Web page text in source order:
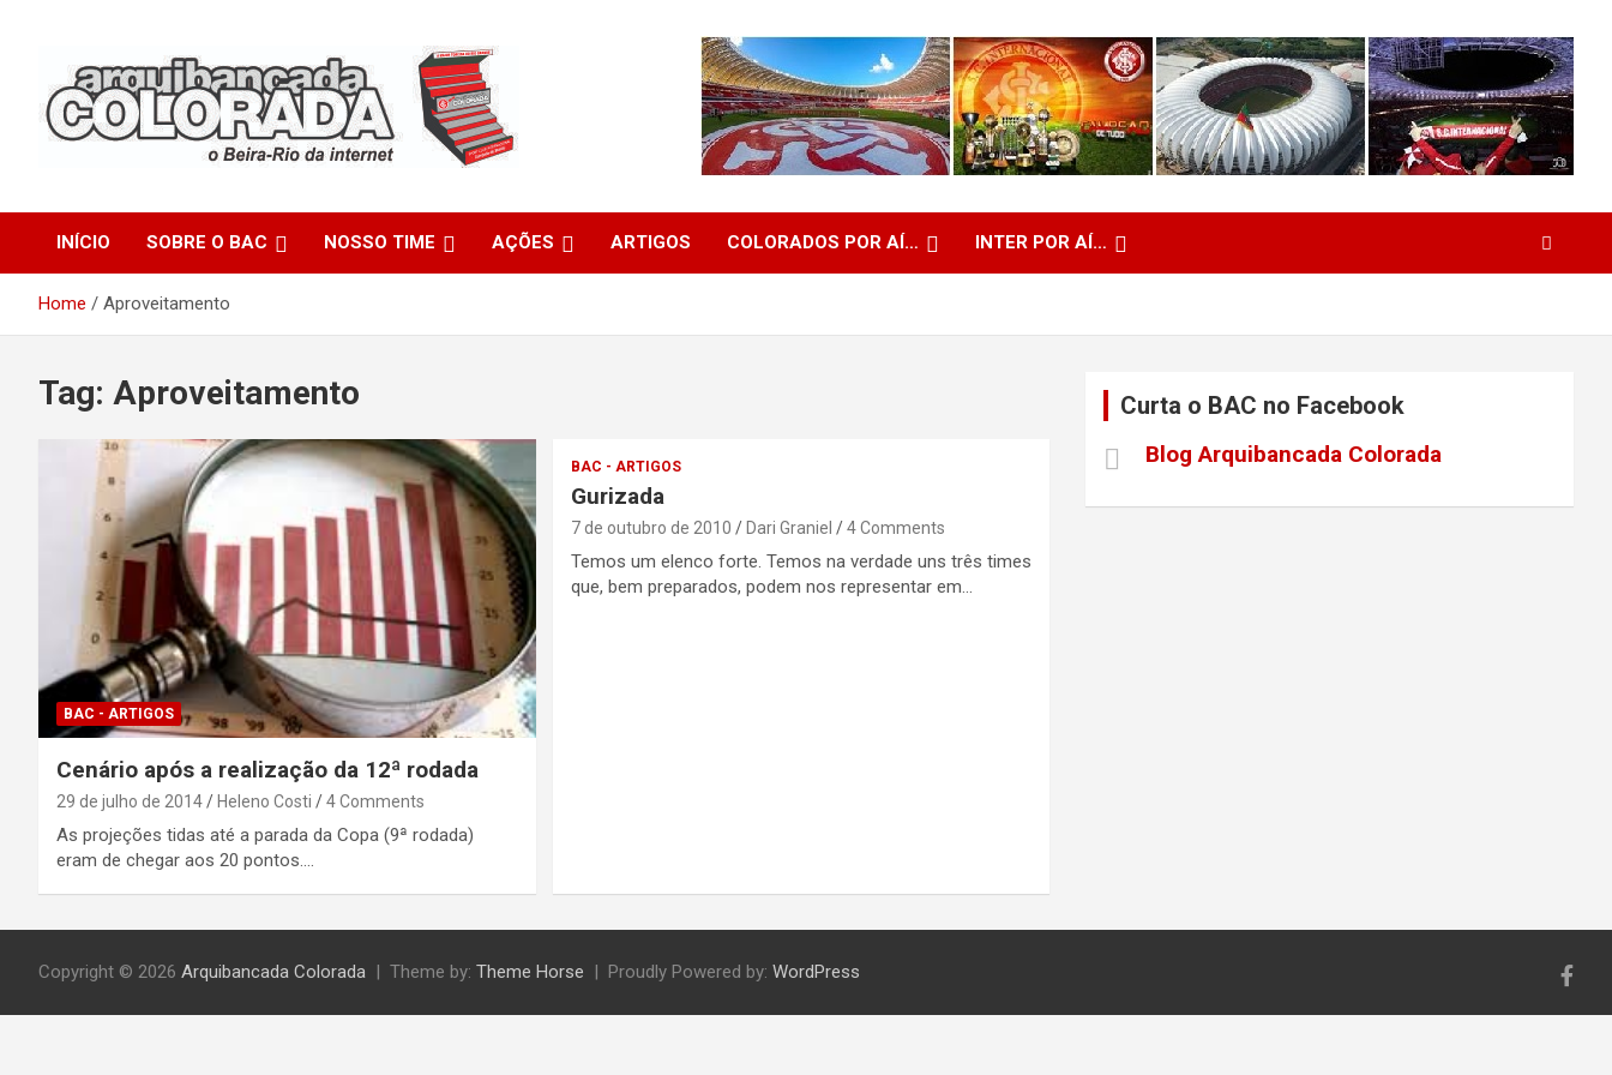
Arquibancada Colorada
INÍCIO SOBRE O BAC NOSSO TIME AÇÕES ARTIGOS COLORADOS POR AÍ… INTER POR AÍ…
Home Aproveitamento
Tag: Aproveitamento
BAC - ARTIGOS
Cenário após a realização da 12ª rodada
29 de julho de 2014 Heleno Costi 4 Comments
As projeções tidas até a parada da Copa (9ª rodada)
eram de chegar aos 20 pontos.…
BAC - ARTIGOS
Gurizada
7 de outubro de 2010 Dari Graniel 4 Comments
Temos um elenco forte. Temos na verdade uns três times
que, bem preparados, podem nos representar em…
Curta o BAC no Facebook
Blog Arquibancada Colorada
Copyright © 2026 Arquibancada Colorada Theme by: Theme Horse Proudly Powered by: WordPress